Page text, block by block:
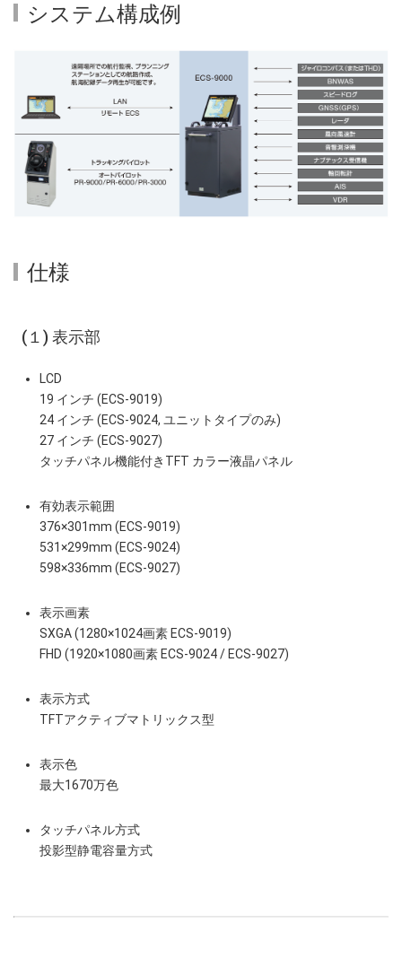
システム構成例
仕様
(１) 表示部
LCD
19 インチ (ECS-9019)
24 インチ (ECS-9024, ユニットタイプのみ)
27 インチ (ECS-9027)
タッチパネル機能付きTFT カラー液晶パネル
有効表示範囲
376×301mm (ECS-9019)
531×299mm (ECS-9024)
598×336mm (ECS-9027)
表示画素
SXGA (1280×1024画素 ECS-9019)
FHD (1920×1080画素 ECS-9024 / ECS-9027)
表示方式
TFTアクティブマトリックス型
表示色
最大1670万色
タッチパネル方式
投影型静電容量方式